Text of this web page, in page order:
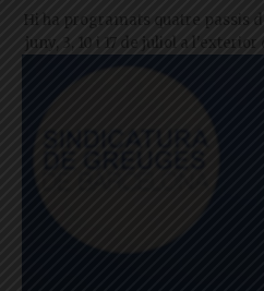
Hi ha programats quatre passis
juny, 3, 10 i 17 de juliol a